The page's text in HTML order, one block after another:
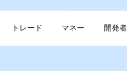
トレード マネー 開発者